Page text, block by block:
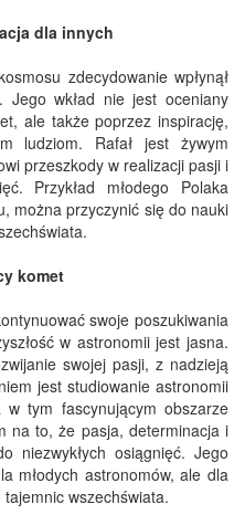
dla innych
zdecydowanie wpłynął
Jego wkład nie jest oceniany
ale także poprzez inspirację,
ludziom. Rafał jest żywym
przeszkody w realizacji pasji i
Przykład młodego Polaka
można przyczynić się do nauki
komet
swoje poszukiwania
w astronomii jest jasna.
swojej pasji, z nadzieją
jest studiowanie astronomii
tym fascynującym obszarze
na to, że pasja, determinacja i
niezwykłych osiągnięć. Jego
młodych astronomów, ale dla
wszechświata.